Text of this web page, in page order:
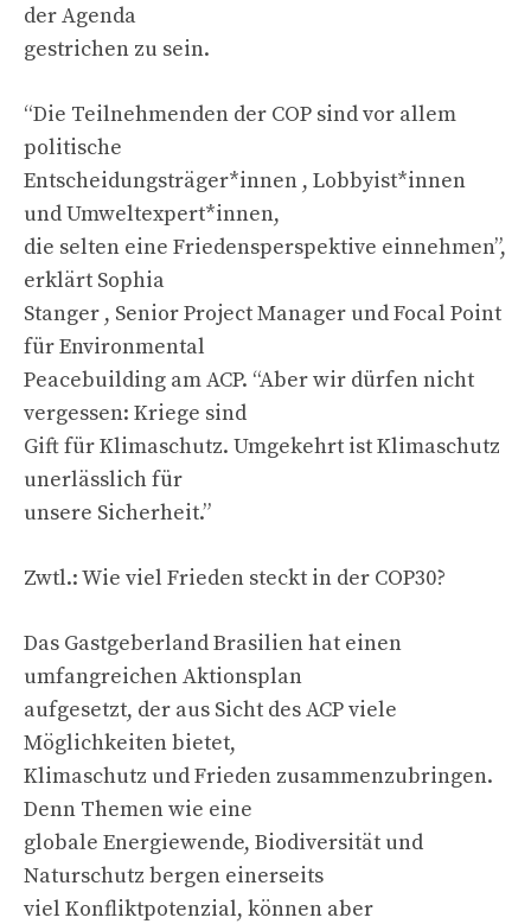
der Agenda
gestrichen zu sein.
“Die Teilnehmenden der COP sind vor allem
politische
Entscheidungsträger*innen , Lobbyist*innen
und Umweltexpert*innen,
die selten eine Friedensperspektive einnehmen”,
erklärt Sophia
Stanger , Senior Project Manager und Focal Point
für Environmental
Peacebuilding am ACP. “Aber wir dürfen nicht
vergessen: Kriege sind
Gift für Klimaschutz. Umgekehrt ist Klimaschutz
unerlässlich für
unsere Sicherheit.”
Zwtl.: Wie viel Frieden steckt in der COP30?
Das Gastgeberland Brasilien hat einen
umfangreichen Aktionsplan
aufgesetzt, der aus Sicht des ACP viele
Möglichkeiten bietet,
Klimaschutz und Frieden zusammenzubringen.
Denn Themen wie eine
globale Energiewende, Biodiversität und
Naturschutz bergen einerseits
viel Konfliktpotenzial, können aber